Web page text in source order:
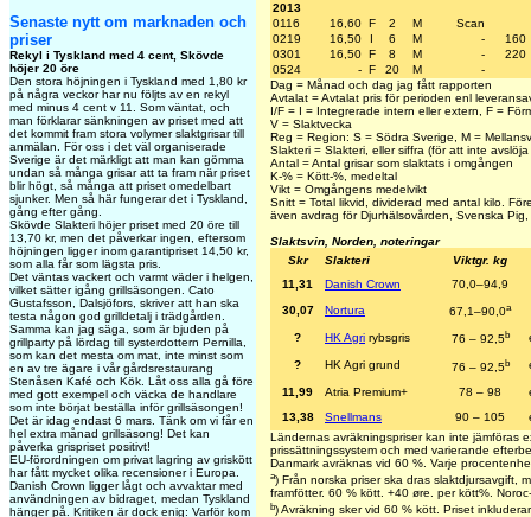
Senaste nytt om marknaden och
priser
Rekyl i Tyskland med 4 cent, Skövde
höjer 20 öre
Den stora höjningen i Tyskland med 1,80 kr
på några veckor har nu följts av en rekyl
med minus 4 cent v 11. Som väntat, och
man förklarar sänkningen av priset med att
det kommit fram stora volymer slaktgrisar till
anmälan. För oss i det väl organiserade
Sverige är det märkligt att man kan gömma
undan så många grisar att ta fram när priset
blir högt, så många att priset omedelbart
sjunker. Men så här fungerar det i Tyskland,
gång efter gång.
Skövde Slakteri höjer priset med 20 öre till
13,70 kr, men det påverkar ingen, eftersom
höjningen ligger inom garantipriset 14,50 kr,
som alla får som lägsta pris.
Det väntas vackert och varmt väder i helgen,
vilket sätter igång grillsäsongen. Cato
Gustafsson, Dalsjöfors, skriver att han ska
testa någon god grilldetalj i trädgården.
Samma kan jag säga, som är bjuden på
grillparty på lördag till systerdottern Pernilla,
som kan det mesta om mat, inte minst som
en av tre ägare i vår gårdsrestaurang
Stenåsen Kafé och Kök. Låt oss alla gå före
med gott exempel och väcka de handlare
som inte börjat beställa inför grillsäsongen!
Det är idag endast 6 mars. Tänk om vi får en
hel extra månad grillsäsong! Det kan
påverka grispriset positivt!
EU-förordningen om privat lagring av griskött
har fått mycket olika recensioner i Europa.
Danish Crown ligger lågt och avvaktar med
användningen av bidraget, medan Tyskland
hänger på. Kritiken är dock enig: Varför kom
2013
0116
16,60 F 2 M
Scan
0219
16,50 I 6 M -
160
0301
16,50 F 8 M -
220
0524
- F 20 M
-
Dag = Månad och dag jag fått rapporten
Avtalat = Avtalat pris för perioden enl
I/F = I = Integrerade intern eller extern, F =
V = Slaktvecka
Reg = Region: S = Södra Sverige, M =
Slakteri = Slakteri, eller siffra (för att inte avslöja
Antal = Antal grisar som slaktats i omgången
K-% = Kött-%, medeltal
Vikt = Omgångens medelvikt
Snitt = Total likvid, dividerad med antal kilo.
även avdrag för Djurhälsovården, Svenska
Slaktsvin, Norden, noteringar
Skr
Slakteri Viktgr. kg
11,31
Danish Crown
70,0–94,9
30,07
Nortura 67,1–90,0a
? HK Agri rybsgris 76 – 92,5b
? HK Agri grund 76 – 92,5b
11,99 Atria Premium+ 78 – 98
13,38
Snellmans 90 – 105
Ländernas avräkningspriser kan inte jämföras
prissättningssystem och med varierande
Danmark avräknas vid 60 %. Varje
a) Från norska priser ska dras slaktdjursavgift,
framfötter. 60 % kött. +40 øre. per kött%.
b) Avräkning sker vid 60 % kött. Priset